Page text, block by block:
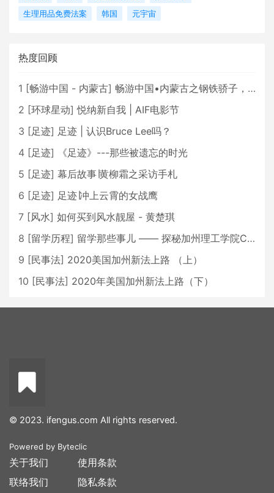
生理用品免费法案
韩国 元宇宙
热度回顾
1 [畅游中国 - 内蒙古] 畅游中国•内蒙古之钢铁骄子，魅力包头
2 [环球星动] 悦纳新自我 | AIF电影节
3 [足迹] 足迹 | 认识Bruce Lee吗？
4 [足迹]
《足迹》---那些被遗忘的时光
5 [足迹] 幕后故事∣黄柳霜之采访手札
6 [足迹] 足迹∣冲上云霄的女战鹰
7 [风水] 如何买到风水靓屋 - 黄楚琪
8 [留学历程] 留学那些事儿 —— 探秘加州理工学院Caltech博士生活 [上集]
9 [民事法] 2020美国加州新法上路 （上）
10 [民事法] 2020年美国加州新法上路（下）
© 2023. ifengus.com All rights reserved.
Powered by Byteclic
关于我们
联络我们
使用条款
隐私条款